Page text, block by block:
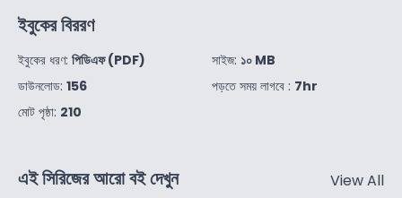
ইবুকের বিররণ
ইবুকের ধরণ: পিডিএফ (PDF)
ডাউনলোড: 156
মোট পৃষ্ঠা: 210
সাইজ: ১০ MB
পড়তে সময় লাগবে : 7hr
এই সিরিজের আরো বই দেখুন View All